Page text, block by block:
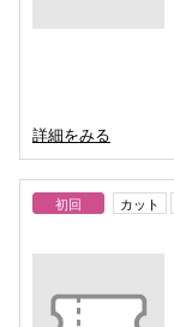
詳細をみる
初回 カット